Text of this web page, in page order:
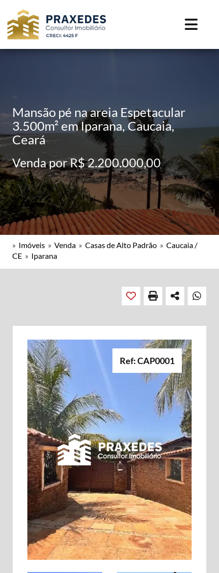
Mansão pé na areia Espetacular
3.500m² em Iparana, Caucaia,
Ceará
Venda por R$ 2.200.000,00
» Imóveis » Venda » Casas de Alto Padrão » Caucaia /
CE » Iparana
Ref: CAP0001